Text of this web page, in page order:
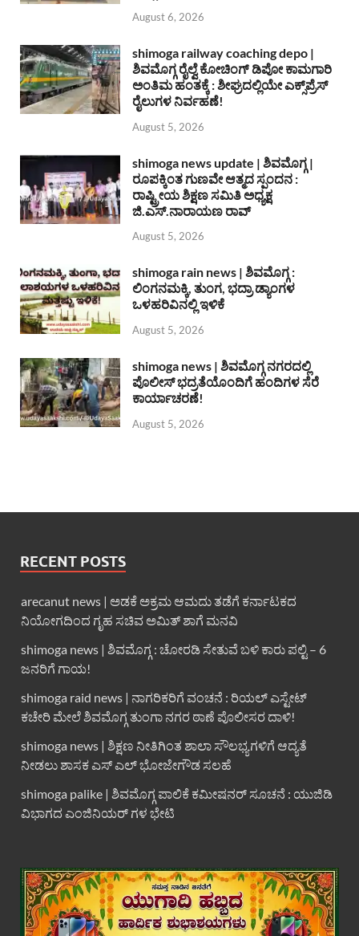
August 6, 2026
shimoga railway coaching depo |
ಶಿವಮೊಗ್ಗ ರೈಲ್ವೆ ಕೋಚಿಂಗ್ ಡಿಪೋ ಕಾಮಗಾರಿ
ಅಂತಿಮ ಹಂತಕ್ಕೆ : ಶೀಘ್ರದಲ್ಲಿಯೇ ಎಕ್ಸ್‌ಪ್ರೆಸ್
ರೈಲುಗಳ ನಿರ್ವಹಣೆ!
August 5, 2026
shimoga news update | ಶಿವಮೊಗ್ಗ |
ರೂಪಕ್ಕಿಂತ ಗುಣವೇ ಆತ್ಮದ ಸ್ಪಂದನ :
ರಾಷ್ಟ್ರೀಯ ಶಿಕ್ಷಣ ಸಮಿತಿ ಅಧ್ಯಕ್ಷ
ಜಿ.ಎಸ್.ನಾರಾಯಣ ರಾವ್
August 5, 2026
shimoga rain news | ಶಿವಮೊಗ್ಗ :
ಲಿಂಗನಮಕ್ಕಿ, ತುಂಗ, ಭದ್ರಾ ಡ್ಯಾಂಗಳ
ಒಳಹರಿವಿನಲ್ಲಿ ಇಳಿಕೆ
August 5, 2026
shimoga news | ಶಿವಮೊಗ್ಗ ನಗರದಲ್ಲಿ
ಪೊಲೀಸ್ ಭದ್ರತೆಯೊಂದಿಗೆ ಹಂದಿಗಳ ಸೆರೆ
ಕಾರ್ಯಾಚರಣೆ!
August 5, 2026
RECENT POSTS
arecanut news | ಅಡಕೆ ಅಕ್ರಮ ಆಮದು ತಡೆಗೆ ಕರ್ನಾಟಕದ
ನಿಯೋಗದಿಂದ ಗೃಹ ಸಚಿವ ಅಮಿತ್ ಶಾಗೆ ಮನವಿ
shimoga news | ಶಿವಮೊಗ್ಗ : ಚೋರಡಿ ಸೇತುವೆ ಬಳಿ ಕಾರು ಪಲ್ಟಿ – 6
ಜನರಿಗೆ ಗಾಯ!
shimoga raid news | ನಾಗರಿಕರಿಗೆ ವಂಚನೆ : ರಿಯಲ್ ಎಸ್ಟೇಟ್
ಕಚೇರಿ ಮೇಲೆ ಶಿವಮೊಗ್ಗ ತುಂಗಾ ನಗರ ಠಾಣೆ ಪೊಲೀಸರ ದಾಳಿ!
shimoga news | ಶಿಕ್ಷಣ ನೀತಿಗಿಂತ ಶಾಲಾ ಸೌಲಭ್ಯಗಳಿಗೆ ಆದ್ಯತೆ
ನೀಡಲು ಶಾಸಕ ಎಸ್ ಎಲ್ ಭೋಜೇಗೌಡ ಸಲಹೆ
shimoga palike | ಶಿವಮೊಗ್ಗ ಪಾಲಿಕೆ ಕಮೀಷನರ್ ಸೂಚನೆ : ಯುಜಿಡಿ
ವಿಭಾಗದ ಎಂಜಿನಿಯರ್ ಗಳ ಭೇಟಿ